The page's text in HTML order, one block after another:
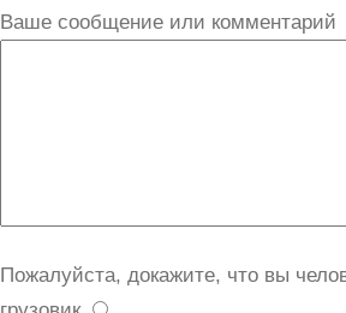
Ваше сообщение или комментарий
Пожалуйста, докажите, что вы